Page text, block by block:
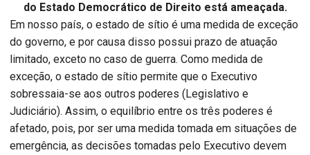
do Estado Democrático de Direito está ameaçada.
Em nosso país, o estado de sítio é uma medida de exceção
do governo, e por causa disso possui prazo de atuação
limitado, exceto no caso de guerra. Como medida de
exceção, o estado de sítio permite que o Executivo
sobressaia-se aos outros poderes (Legislativo e
Judiciário). Assim, o equilíbrio entre os três poderes é
afetado, pois, por ser uma medida tomada em situações de
emergência, as decisões tomadas pelo Executivo devem